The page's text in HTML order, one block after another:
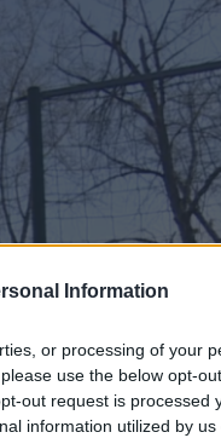
Information
or processing of your
use the below opt-
out request is processed
information utilized by